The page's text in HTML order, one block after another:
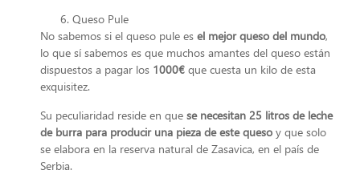
Queso Pule
No sabemos si el queso pule es el mejor queso del mundo,
lo que sí sabemos es que muchos amantes del queso están
dispuestos a pagar los 1000€ que cuesta un kilo de esta
exquisitez.
Su peculiaridad reside en que se necesitan 25 litros de leche
de burra para producir una pieza de este queso y que solo
se elabora en la reserva natural de Zasavica, en el país de
Serbia.